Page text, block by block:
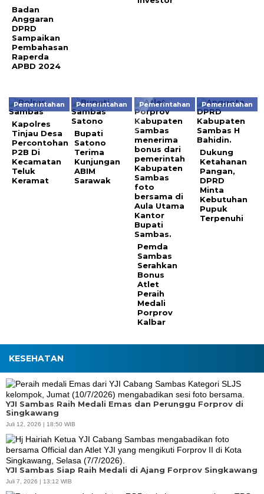
Badan
Anggaran
DPRD
Sampaikan
Pembahasan
Raperda
APBD 2024
Pemerintahan
Kapolres
Tinjau Desa
Percontohan
P2B Di
Kecamatan
Teluk
Keramat
Pemerintahan
Bupati
Satono
Terima
Kunjungan
ABIM
Sarawak
Pemerintahan
Pemda
Sambas
Serahkan
Bonus
Atlet
Peraih
Medali
Porprov
Kalbar
Pemerintahan
Dukung
Ketahanan
Pangan,
DPRD
Minta
Kebutuhan
Pupuk
Terpenuhi
KESEHATAN
YJI Sambas Raih Medali Emas dan Perunggu Forprov di
Singkawang
Juli 12, 2026 | 18:50 WIB
YJI Sambas Siap Raih Medali di Ajang Forprov Singkawang
Juli 7, 2026 | 13:12 WIB